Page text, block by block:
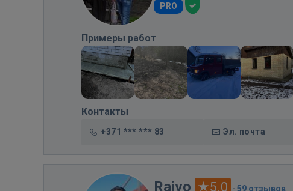
PRO
Примеры работ
Контакты
+371 *** *** 83 Эл. почта
Raivo 5.0 · 59 отзывов